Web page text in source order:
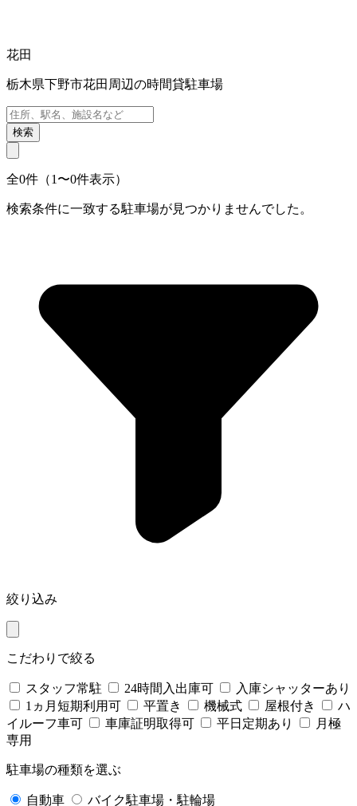
花田
栃木県下野市花田周辺の時間貸駐車場
検索
全0件（1〜0件表示）
検索条件に一致する駐車場が見つかりませんでした。
絞り込み
こだわりで絞る
スタッフ常駐 24時間入出庫可
入庫シャッターあり
1ヵ月短期利用可
平置き 機械式 屋根付き
ハ
イルーフ車可
車庫証明取得可 平日定期あり
月極
専用
駐車場の種類を選ぶ
自動車 バイク駐車場・駐輪場